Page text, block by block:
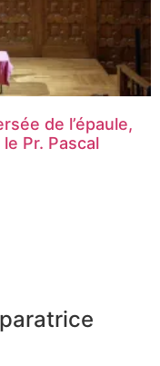
de l’épaule,
Pr. Pascal